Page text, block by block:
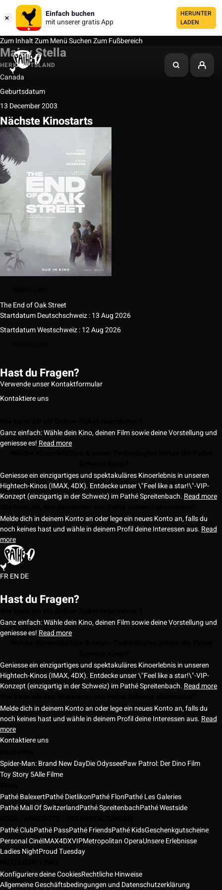
Einfach buchen
mit unserer gratis App
HERUNTER
LADEN
Zum InhaltZum MenüSuchenZum Fußbereich
Maisy Stella
HERKUNFTSLAND
Canada
Geburtsdatum
13 December 2003
Nächste Kinostarts
The End of Oak Street
Startdatum Deutschschweiz : 13 Aug 2026
Startdatum Westschweiz : 12 Aug 2026
Hast du Fragen?
Verwende unser Kontaktformular
Kontaktiere uns
Ganz einfach: Wähle dein Kino, deinen Film sowie deine Vorstellung und
geniesse es! Read more
Geniesse ein einzigartiges und spektakuläres Kinoerlebnis in unseren
Hightech-Kinos (IMAX, 4DX). Entdecke unser \"Feel like a star!\"-VIP-
Konzept (einzigartig in der Schweiz) im Pathé Spreitenbach. Read more
Melde dich in deinem Konto an oder lege ein neues Konto an, falls du
noch keines hast und wähle in deinem Profil deine Interessen aus. Read
more
FREN DE
Hast du Fragen?
Ganz einfach: Wähle dein Kino, deinen Film sowie deine Vorstellung und
geniesse es! Read more
Geniesse ein einzigartiges und spektakuläres Kinoerlebnis in unseren
Hightech-Kinos (IMAX, 4DX). Entdecke unser \"Feel like a star!\"-VIP-
Konzept (einzigartig in der Schweiz) im Pathé Spreitenbach. Read more
Melde dich in deinem Konto an oder lege ein neues Konto an, falls du
noch keines hast und wähle in deinem Profil deine Interessen aus. Read
more
Kontaktiere uns
Spider-Man: Brand New DayDie OdysseePaw Patrol: Der Dino Film
Toy Story 5Alle Filme
Pathé BalexertPathé DietlikonPathé FlonPathé Les Galeries
Pathé Mall Of SwitzerlandPathé SpreitenbachPathé Westside
Pathé ClubPathé PassPathé FriendsPathé KidsGeschenkgutscheine
Personal CinéIMAX4DXVIPMetropolitan OperaUnsere Erlebnisse
Ladies NightProud Tuesday
Konfiguriere deine CookiesRechtliche Hinweise
Allgemeine Geschäftsbedingungen und Datenschutzerklärung